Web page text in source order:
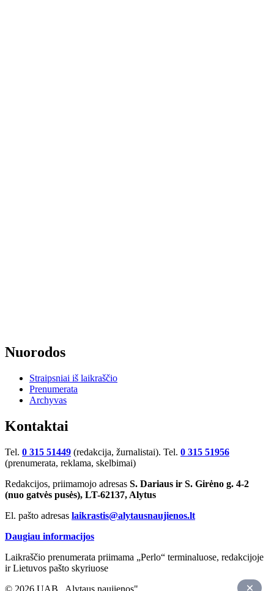
Nuorodos
Straipsniai iš laikraščio
Prenumerata
Archyvas
Kontaktai
Tel. 0 315 51449 (redakcija, žurnalistai). Tel. 0 315 51956
(prenumerata, reklama, skelbimai)
Redakcijos, priimamojo adresas S. Dariaus ir S. Girėno g. 4-2
(nuo gatvės pusės), LT-62137, Alytus
El. pašto adresas laikrastis@alytausnaujienos.lt
Daugiau informacijos
Laikraščio prenumerata priimama „Perlo“ terminaluose, redakcijoje
ir Lietuvos pašto skyriuose
© 2026 UAB „Alytaus naujienos"